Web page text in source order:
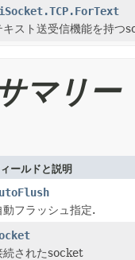
キスト送受信機能を持つ
マリー
ールドと説明
動フラッシュ指定.
続されたsocket